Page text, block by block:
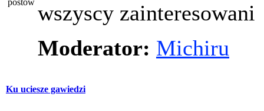
wszyscy zainteresowani
Moderator: Michiru
Ku uciesze gawiedzi